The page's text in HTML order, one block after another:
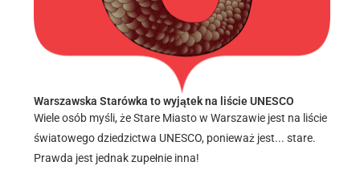
Warszawska Starówka to wyjątek na liście UNESCO
Wiele osób myśli, że Stare Miasto w Warszawie jest na liście
światowego dziedzictwa UNESCO, ponieważ jest... stare.
Prawda jest jednak zupełnie inna!